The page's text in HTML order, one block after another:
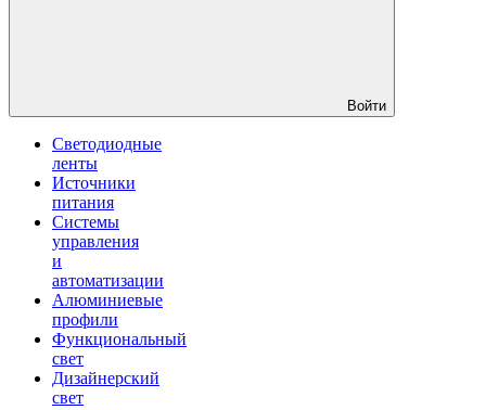
Войти
Светодиодные
ленты
Источники
питания
Системы
управления
и
автоматизации
Алюминиевые
профили
Функциональный
свет
Дизайнерский
свет